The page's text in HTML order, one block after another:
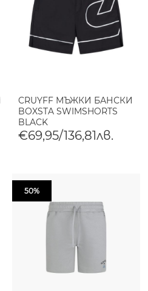
CRUYFF МЪЖКИ БАНСКИ
BOXSTA SWIMSHORTS
BLACK
€69,95/136,81лв.
50%